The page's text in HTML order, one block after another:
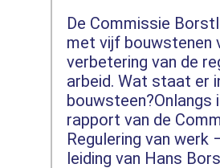
De Commissie
met vijf bouwstenen
verbetering van de
arbeid. Wat staat er
bouwsteen?Onlangs
rapport van de
Regulering van werk
leiding van Hans